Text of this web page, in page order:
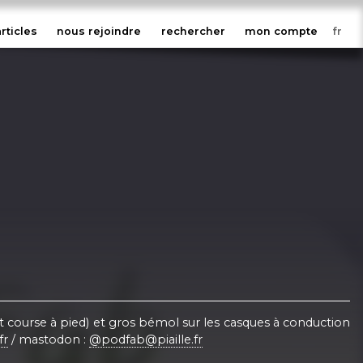
nous rejoindre rechercher mon compte
à pied) et gros bémol sur les casques à conduction
/ mastodon : @podfab@piaille.fr